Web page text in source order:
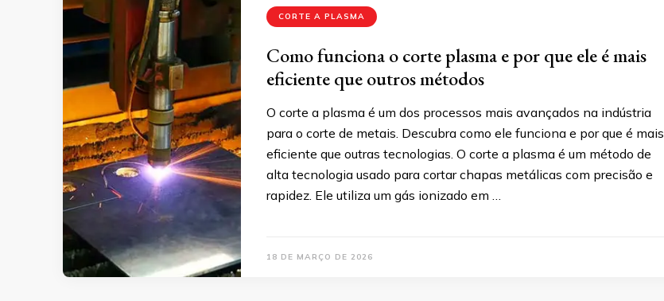
CORTE A PLASMA
Como funciona o corte plasma e por que ele é mais
eficiente que outros métodos
O corte a plasma é um dos processos mais avançados na indústria
para o corte de metais. Descubra como ele funciona e por que é mais
eficiente que outras tecnologias. O corte a plasma é um método de
alta tecnologia usado para cortar chapas metálicas com precisão e
rapidez. Ele utiliza um gás ionizado em …
18 DE MARÇO DE 2026